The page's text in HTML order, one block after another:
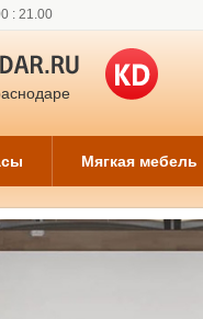
: 21.00
Мягкая мебель